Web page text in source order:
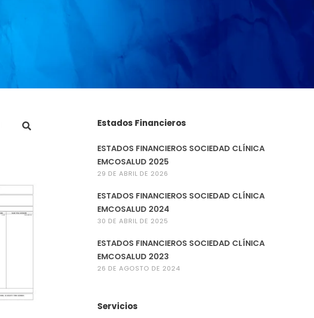
Estados Financieros
ESTADOS FINANCIEROS SOCIEDAD CLÍNICA
EMCOSALUD 2025
29 DE ABRIL DE 2026
ESTADOS FINANCIEROS SOCIEDAD CLÍNICA
EMCOSALUD 2024
30 DE ABRIL DE 2025
ESTADOS FINANCIEROS SOCIEDAD CLÍNICA
EMCOSALUD 2023
26 DE AGOSTO DE 2024
Servicios